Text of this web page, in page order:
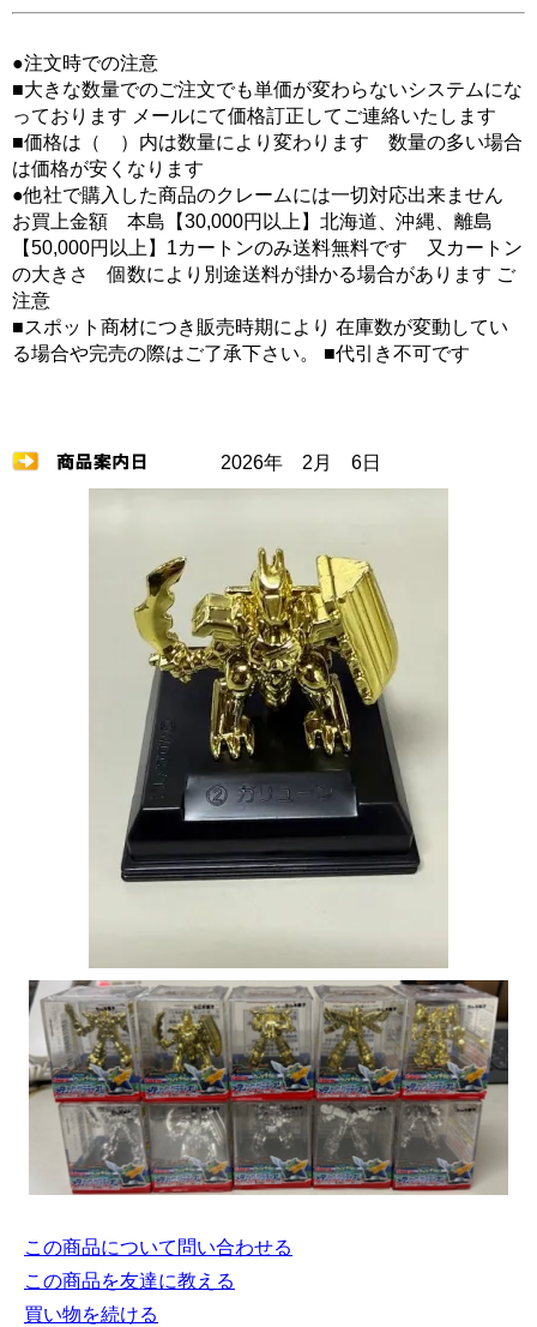
●注文時での注意
■大きな数量でのご注文でも単価が変わらないシステムにな
っております メールにて価格訂正してご連絡いたします
■価格は（ ）内は数量により変わります 数量の多い場合
は価格が安くなります
●他社で購入した商品のクレームには一切対応出来ません
お買上金額 本島【30,000円以上】北海道、沖縄、離島
【50,000円以上】1カートンのみ送料無料です 又カートン
の大きさ 個数により別途送料が掛かる場合があります ご
注意
■スポット商材につき販売時期により 在庫数が変動してい
る場合や完売の際はご了承下さい。 ■代引き不可です
2026年 2月 6日
この商品について問い合わせる
この商品を友達に教える
買い物を続ける